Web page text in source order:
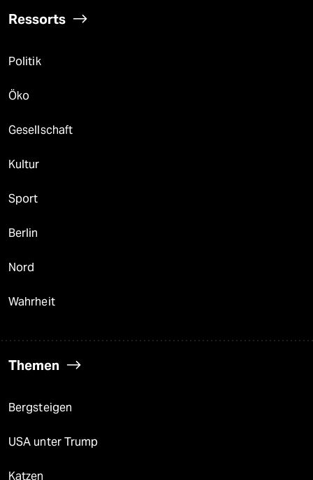
Ressorts
Politik
Öko
Gesellschaft
Kultur
Sport
Berlin
Nord
Wahrheit
Themen
Bergsteigen
USA unter Trump
Katzen